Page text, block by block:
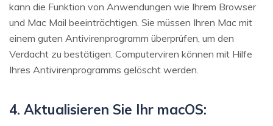
kann die Funktion von Anwendungen wie Ihrem Browser
und Mac Mail beeinträchtigen. Sie müssen Ihren Mac mit
einem guten Antivirenprogramm überprüfen, um den
Verdacht zu bestätigen. Computerviren können mit Hilfe
Ihres Antivirenprogramms gelöscht werden.
4. Aktualisieren Sie Ihr macOS: